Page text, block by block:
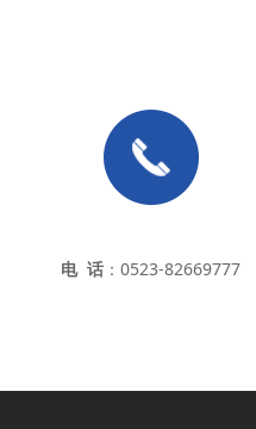
电 话 ：0523-82669777